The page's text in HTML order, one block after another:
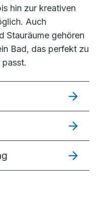
hin zur kreativen
Auch
Stauräume gehören
Bad, das perfekt zu
passt.